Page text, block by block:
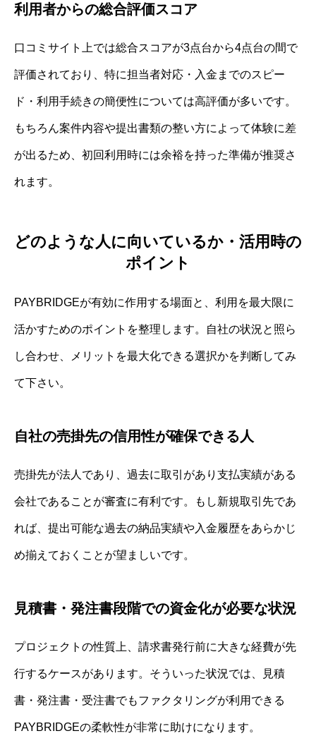
利用者からの総合評価スコア
口コミサイト上では総合スコアが3点台から4点台の間で
評価されており、特に担当者対応・入金までのスピー
ド・利用手続きの簡便性については高評価が多いです。
もちろん案件内容や提出書類の整い方によって体験に差
が出るため、初回利用時には余裕を持った準備が推奨さ
れます。
どのような人に向いているか・活用時の
ポイント
PAYBRIDGEが有効に作用する場面と、利用を最大限に
活かすためのポイントを整理します。自社の状況と照ら
し合わせ、メリットを最大化できる選択かを判断してみ
て下さい。
自社の売掛先の信用性が確保できる人
売掛先が法人であり、過去に取引があり支払実績がある
会社であることが審査に有利です。もし新規取引先であ
れば、提出可能な過去の納品実績や入金履歴をあらかじ
め揃えておくことが望ましいです。
見積書・発注書段階での資金化が必要な状況
プロジェクトの性質上、請求書発行前に大きな経費が先
行するケースがあります。そういった状況では、見積
書・発注書・受注書でもファクタリングが利用できる
PAYBRIDGEの柔軟性が非常に助けになります。